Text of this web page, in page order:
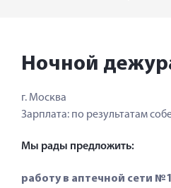
Ночной
г. Москва
Зарплата: по результатам
Мы рады предложить:
работу в аптечной сети